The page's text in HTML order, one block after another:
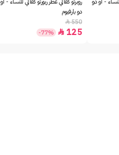
دو بارفيوم
550

125

-77%